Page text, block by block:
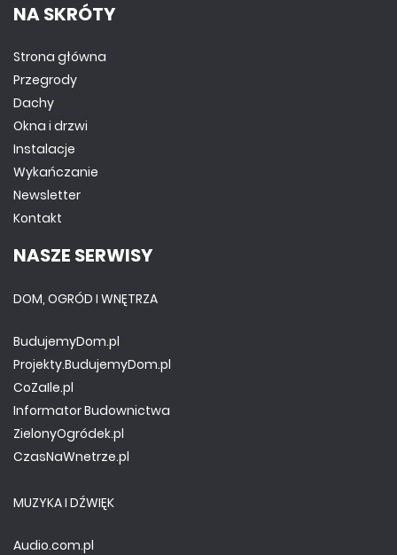
NA SKRÓTY
Strona główna
Przegrody
Dachy
Okna i drzwi
Instalacje
Wykańczanie
Newsletter
Kontakt
NASZE SERWISY
DOM, OGRÓD I WNĘTRZA
BudujemyDom.pl
Projekty.BudujemyDom.pl
CoZaIle.pl
Informator Budownictwa
ZielonyOgródek.pl
CzasNaWnetrze.pl
MUZYKA I DŹWIĘK
Audio.com.pl